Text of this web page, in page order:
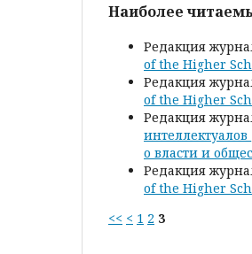
Наиболее
Редакция
of the Higher
Редакция
of the Higher
Редакция
интеллектуалов
о власти и
Редакция
of the Higher
<< < 1 2 3